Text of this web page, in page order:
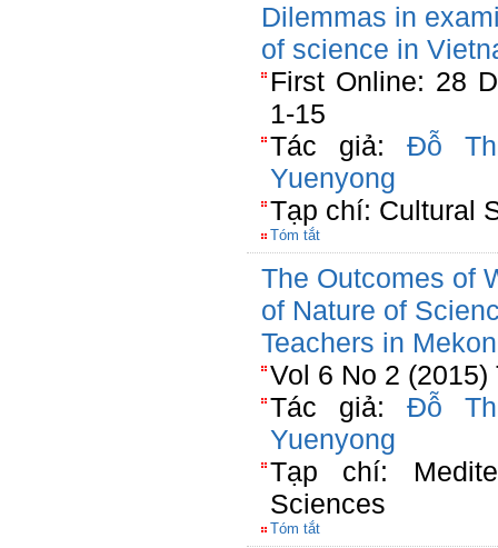
Dilemmas in
of science in
First Online: 28
1-15
Tác giả: Đỗ
Yuenyong
Tạp chí: Cultural
Tóm tắt
The Outcomes of
of Nature of
Teachers in
Vol 6 No 2 (2015)
Tác giả: Đỗ
Yuenyong
Tạp chí:
Sciences
Tóm tắt